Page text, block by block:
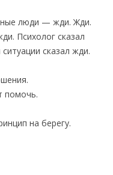
люди — жди. Жди.
Психолог сказал
сказал жди.
помочь.
на берегу.